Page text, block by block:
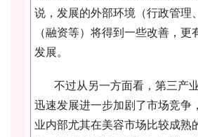
说，发展的外部环境（行政管理
（融资等）将得到一些改善，更
发展。
不过从另一方面看，第三产
迅速发展进一步加剧了市场竞争
业内部尤其在美容市场比较成熟